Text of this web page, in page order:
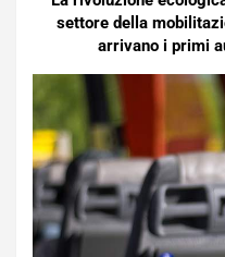
settore della
arrivano i primi